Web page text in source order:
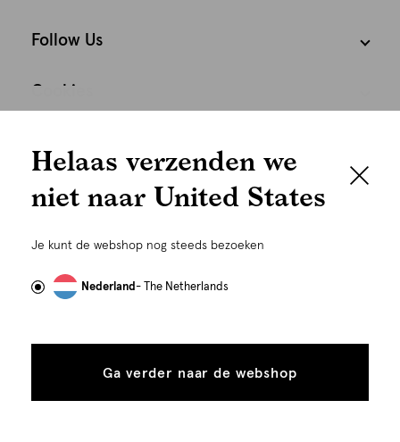
graag persoonlijk
gebruiken wij cookies en daarmee vergelijkbare
om advertenties te personaliseren...
tonen
toestaan
Follow Us
Cookies
Helaas verzenden we
niet naar United States
Je kunt de webshop nog steeds bezoeken
Nederland- The Netherlands
Ga verder naar de webshop